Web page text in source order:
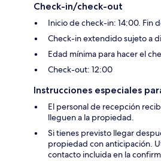
Check-in/check-out
Inicio de check-in: 14:00. Fin
Check-in extendido sujeto a
Edad mínima para hacer el
Check-out: 12:00
Instrucciones especiales
El personal de recepción
lleguen a la propiedad.
Si tienes previsto llegar
propiedad con anticipación.
contacto incluida en la